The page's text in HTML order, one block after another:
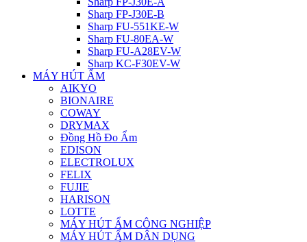
Sharp FP-J30E-B
Sharp FU-551KE-W
Sharp FU-80EA-W
Sharp FU-A28EV-W
Sharp KC-F30EV-W
MÁY HÚT ẨM
AIKYO
BIONAIRE
COWAY
DRYMAX
Đồng Hồ Đo Ẩm
EDISON
ELECTROLUX
FELIX
FUJIE
HARISON
LOTTE
MÁY HÚT ẨM CÔNG NGHIỆP
MÁY HÚT ẨM DÂN DỤNG